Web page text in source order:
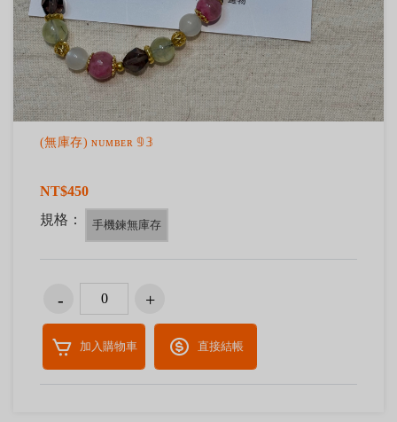
(無庫存) ɴᴜᴍʙᴇʀ 𝟡𝟛
NT$450
規格：
手機鍊無庫存
加入購物車 直接結帳